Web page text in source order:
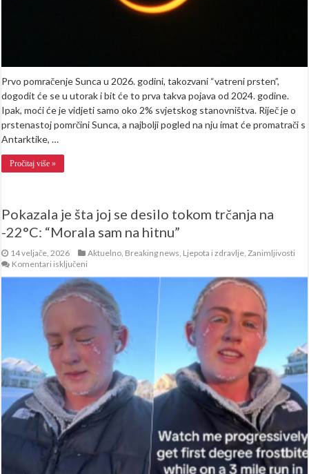
Prvo pomračenje Sunca u 2026. godini, takozvani “vatreni prsten”,
dogodit će se u utorak i bit će to prva takva pojava od 2024. godine.
Ipak, moći će je vidjeti samo oko 2% svjetskog stanovništva. Riječ je o
prstenastoj pomrčini Sunca, a najbolji pogled na nju imat će promatrači s
Antarktike, …
Pročitaj više »
Pokazala je šta joj se desilo tokom trčanja na
-22°C: “Morala sam na hitnu”
14 veljače, 2026 Aktuelno Breaking news Ljepota i zdravlje ,Zanimljivosti
Komentari isključeni
je
šta
joj
desilo
tokom
trčanja
“Morala
sam
na
hitnu”